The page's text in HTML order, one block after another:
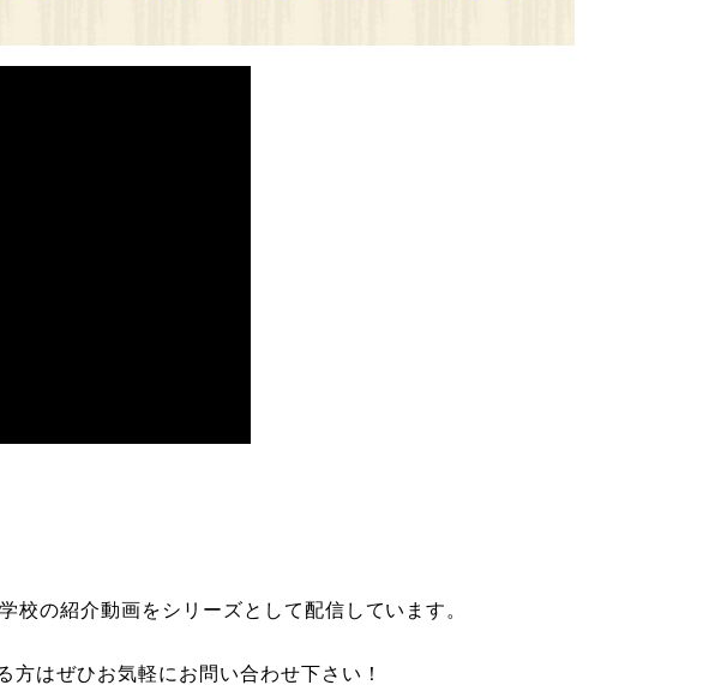
校の紹介動画をシリーズとして配信しています。
はぜひお気軽にお問い合わせ下さい！